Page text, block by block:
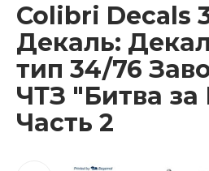
Colibri Decals
Декаль:
тип 34/76
ЧТЗ "Битва за
Часть 2